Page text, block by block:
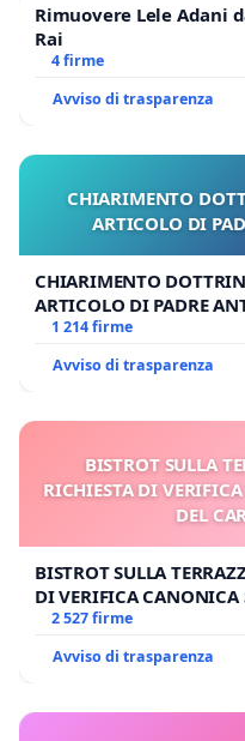
Rimuovere Lele Adani
Rai
4 firme
Avviso di trasparenza
CHIARIMENTO
ARTICOLO DI
CHIARIMENTO
ARTICOLO DI PADRE
1 214 firme
Avviso di trasparenza
BISTROT SULLA
RICHIESTA DI
DEL
BISTROT SULLA
DI VERIFICA CANONICA
GAMBETTI
2 527 firme
Avviso di trasparenza